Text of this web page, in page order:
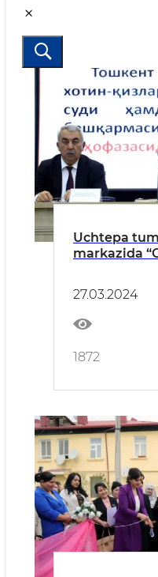
Uchtepa
markazida
bo‘lib o‘tdi.
27.03.2024
1872